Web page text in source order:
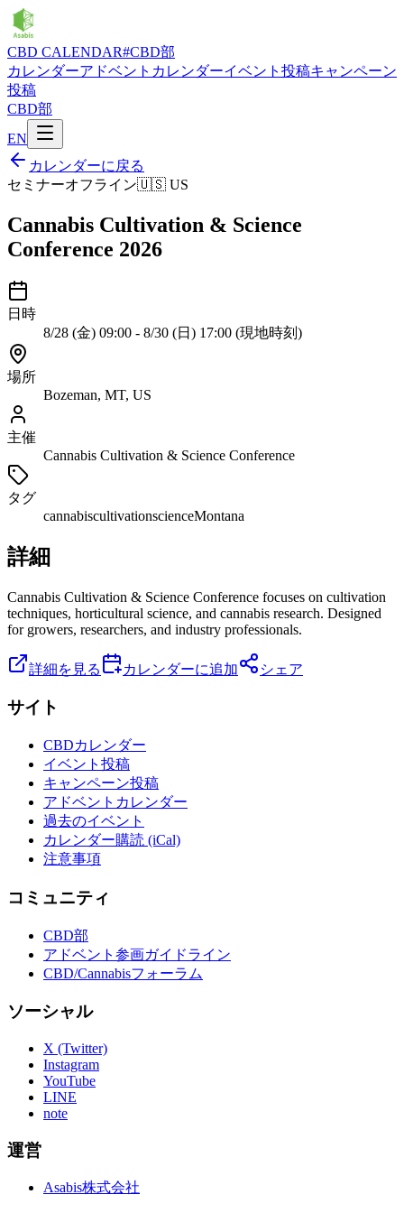
CBD CALENDAR#CBD部
カレンダーアドベントカレンダーイベント投稿キャンペーン
投稿
CBD部
EN
カレンダーに戻る
セミナーオフライン🇺🇸 US
Cannabis Cultivation & Science
Conference 2026
日時
8/28 (金) 09:00 - 8/30 (日) 17:00 (現地時刻)
場所
Bozeman, MT, US
主催
Cannabis Cultivation & Science Conference
タグ
cannabiscultivationscienceMontana
詳細
Cannabis Cultivation & Science Conference focuses on cultivation
techniques, horticultural science, and cannabis research. Designed
for growers, researchers, and industry professionals.
詳細を見る カレンダーに追加 シェア
サイト
CBDカレンダー
イベント投稿
キャンペーン投稿
アドベントカレンダー
過去のイベント
カレンダー購読 (iCal)
注意事項
コミュニティ
CBD部
アドベント参画ガイドライン
CBD/Cannabisフォーラム
ソーシャル
X (Twitter)
Instagram
YouTube
LINE
note
運営
Asabis株式会社